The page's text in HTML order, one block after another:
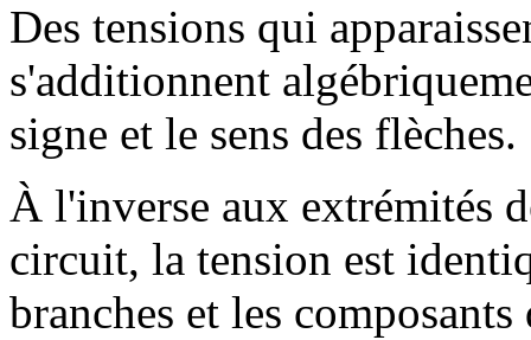
Des tensions qui
s'additionnent
signe et le sens des flèches.
À l'inverse aux extrémités
circuit, la tension est
branches et les